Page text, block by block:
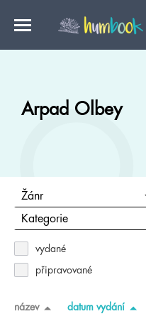
Arpad Olbey
Žánr
Kategorie
vydané
připravované
název datum vydání